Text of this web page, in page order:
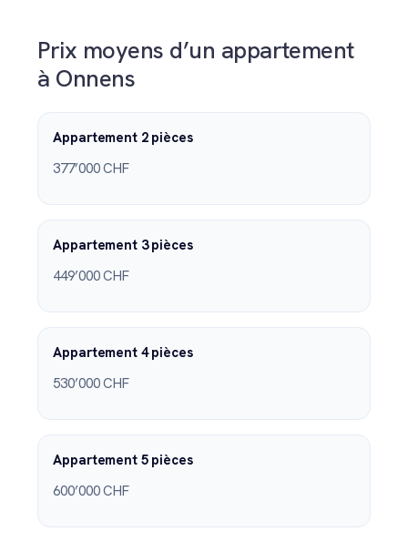
Prix moyens d’un appartement
à Onnens
Appartement 2 pièces
377’000 CHF
Appartement 3 pièces
449’000 CHF
Appartement 4 pièces
530’000 CHF
Appartement 5 pièces
600’000 CHF